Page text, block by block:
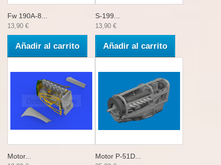
Fw 190A-8...
13,90 €
Añadir al carrito
S-199...
13,90 €
Añadir al carrito
Motor... Motor P-51D...